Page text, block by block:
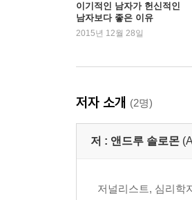
이기적인 남자가 헌신적인
남자보다 좋은 이유
2015년 12월 28일
저자 소개 (2명)
저 : 앤드루 솔로몬
저널리스트, 심리학